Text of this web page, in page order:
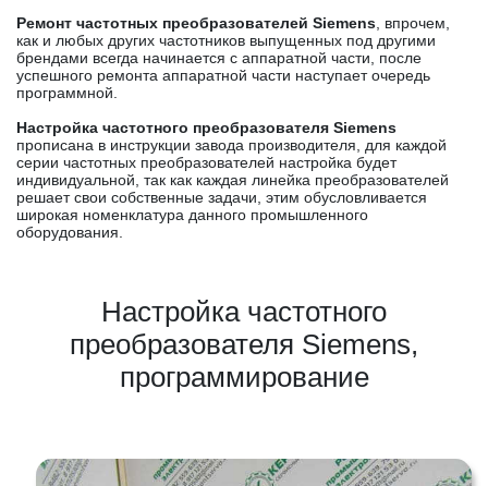
Ремонт частотных преобразователей Siemens , впрочем,
как и любых других частотников выпущенных под другими
брендами всегда начинается с аппаратной части, после
успешного ремонта аппаратной части наступает очередь
программной.
Настройка частотного преобразователя Siemens
прописана в инструкции завода производителя, для каждой
серии частотных преобразователей настройка будет
индивидуальной, так как каждая линейка преобразователей
решает свои собственные задачи, этим обусловливается
широкая номенклатура данного промышленного
оборудования.
Настройка частотного
преобразователя Siemens,
программирование